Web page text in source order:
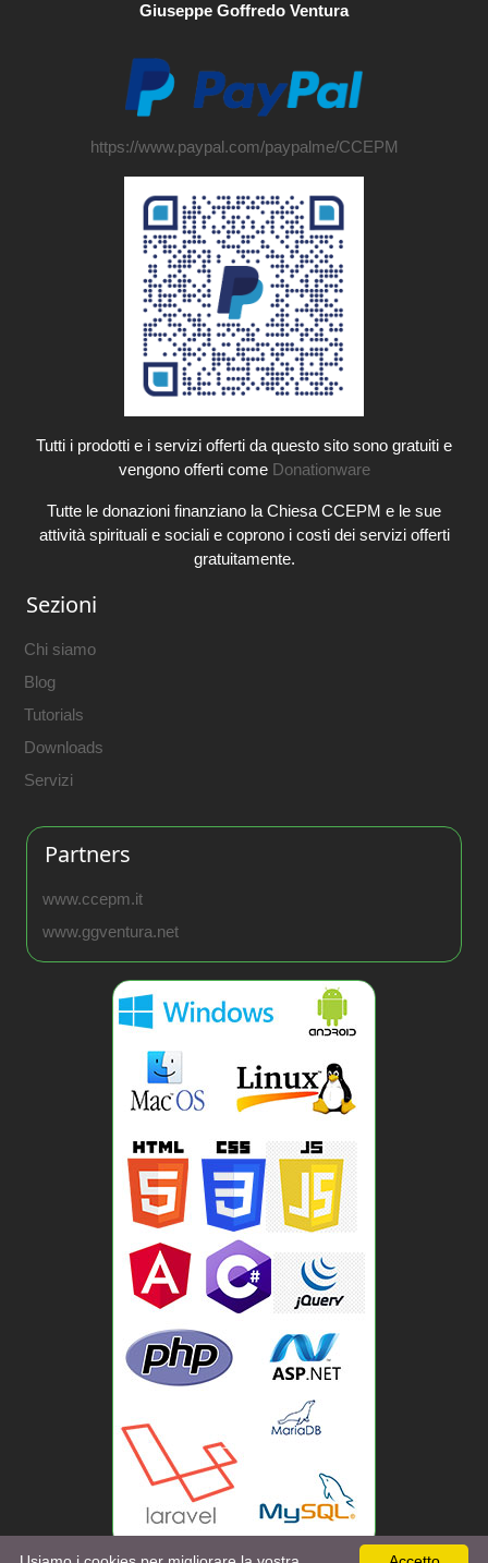
Giuseppe Goffredo Ventura
https://www.paypal.com/paypalme/CCEPM
Tutti i prodotti e i servizi offerti da questo sito sono gratuiti e
vengono offerti come Donationware
Tutte le donazioni finanziano la Chiesa CCEPM e le sue
attività spirituali e sociali e coprono i costi dei servizi offerti
gratuitamente.
Sezioni
Chi siamo
Blog
Tutorials
Downloads
Servizi
Partners
www.ccepm.it
www.ggventura.net